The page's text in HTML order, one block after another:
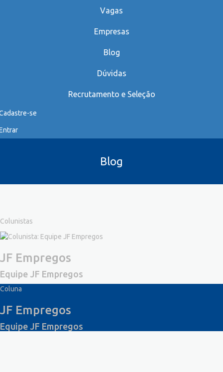
Vagas
Empresas
Blog
Dúvidas
Recrutamento e Seleção
se
Blog
Colunistas
JF Empregos
Equipe JF Empregos
Coluna
JF Empregos
Equipe JF Empregos